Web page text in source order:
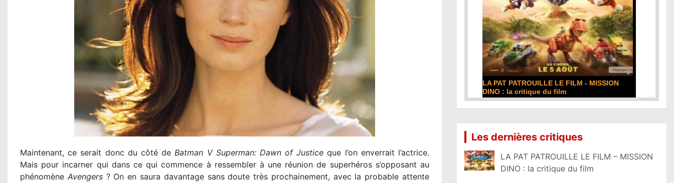
Maintenant, ce serait donc du côté deBatman V Superman: Dawn of Justice que l’on enverrait l’actrice.
Mais pour incarner qui dans ce qui commence à ressembler à une réunion de superhéros s’opposant au
phénomène Avengers? On en saura davantage sans doute très prochainement, avec la probable attente
LA PAT PATROUILLE LE FILM - MISSION
DINO : la critique du film
Les dernières critiques
LA PAT PATROUILLE LE FILM – MISSION
DINO : la critique du film